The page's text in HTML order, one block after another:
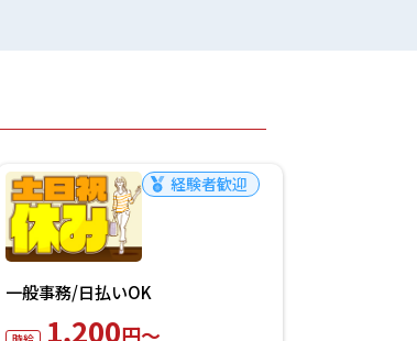
経験者歓迎
一般事務/日払いOK
1,200円～